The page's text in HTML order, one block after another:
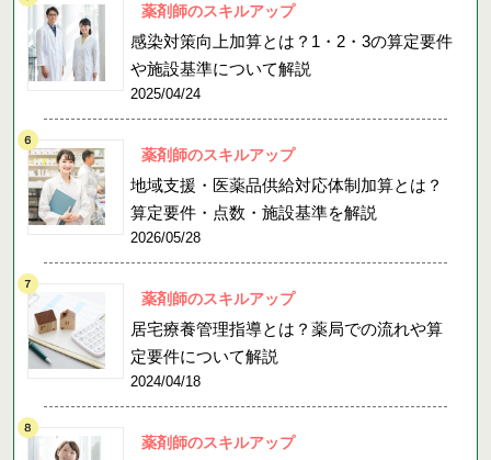
薬剤師のスキルアップ
感染対策向上加算とは？1・2・3の算定要件
や施設基準について解説
2025/04/24
薬剤師のスキルアップ
地域支援・医薬品供給対応体制加算とは？
算定要件・点数・施設基準を解説
2026/05/28
薬剤師のスキルアップ
居宅療養管理指導とは？薬局での流れや算
定要件について解説
2024/04/18
薬剤師のスキルアップ